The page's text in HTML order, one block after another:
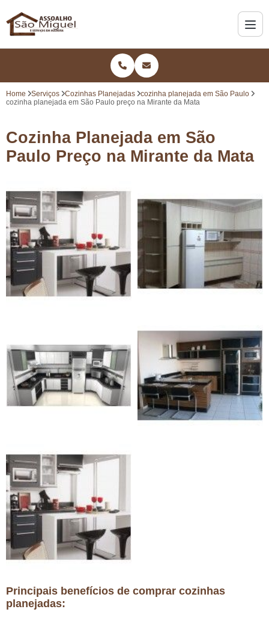
Home Serviços Cozinhas Planejadas
cozinha planejada em São Paulo
cozinha planejada em São Paulo preço na Mirante da Mata
Cozinha Planejada em São
Paulo Preço na Mirante da Mata
Principais benefícios de comprar cozinhas
planejadas: